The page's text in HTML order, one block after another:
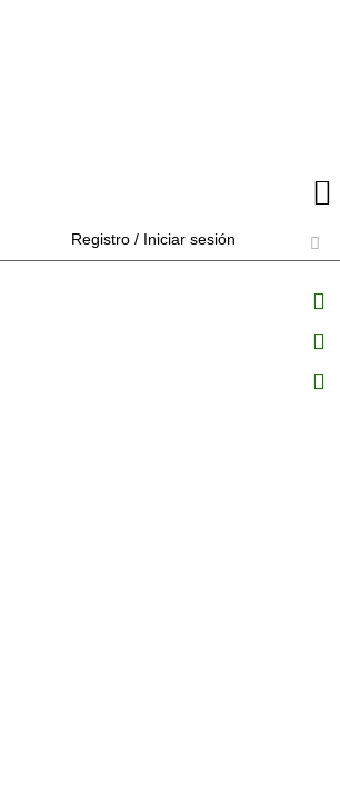
Registro / Iniciar sesión